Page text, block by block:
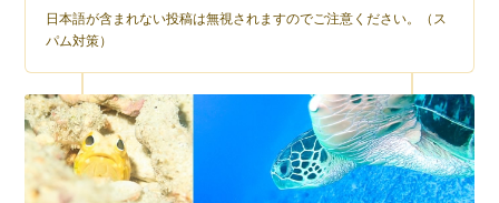
日本語が含まれない投稿は無視されますのでご注意ください。（ス
パム対策）